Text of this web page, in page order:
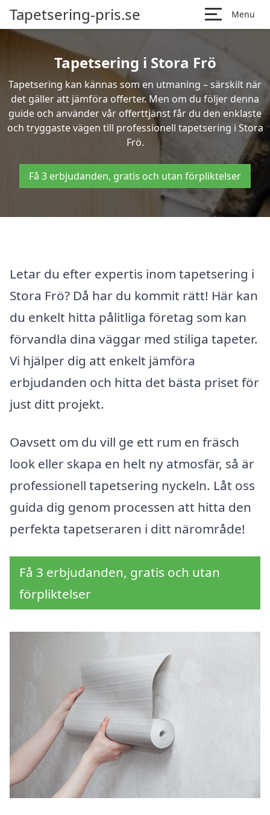
Tapetsering-pris.se Menu
Tapetsering i Stora Frö
Tapetsering kan kännas som en utmaning – särskilt när
det gäller att jämföra offerter. Men om du följer denna
guide och använder vår offerttjänst får du den enklaste
och tryggaste vägen till professionell tapetsering i Stora
Frö.
Få 3 erbjudanden, gratis och utan förpliktelser
Letar du efter expertis inom tapetsering i
Stora Frö? Då har du kommit rätt! Här kan
du enkelt hitta pålitliga företag som kan
förvandla dina väggar med stiliga tapeter.
Vi hjälper dig att enkelt jämföra
erbjudanden och hitta det bästa priset för
just ditt projekt.
Oavsett om du vill ge ett rum en fräsch
look eller skapa en helt ny atmosfär, så är
professionell tapetsering nyckeln. Låt oss
guida dig genom processen att hitta den
perfekta tapetseraren i ditt närområde!
Få 3 erbjudanden, gratis och utan
förpliktelser